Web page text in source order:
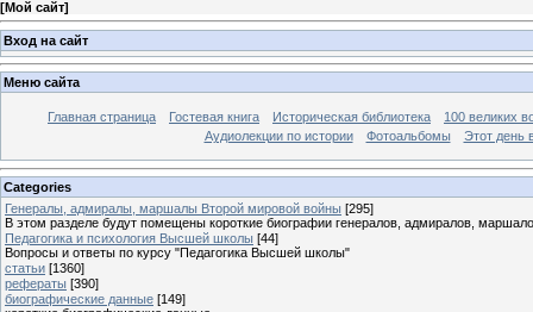
[Мой сайт]
Вход на сайт
Меню сайта
Главная страница Гостевая книга Историческая библиотека
100 великих
Аудиолекции по истории
Фотоальбомы Этот день
Categories
Генералы, адмиралы, маршалы Второй мировой войны [295]
В этом разделе будут помещены короткие биографии генералов, адмиралов,
Педагогика и психология Высшей школы [44]
Вопросы и ответы по курсу "Педагогика Высшей школы"
статьи [1360]
рефераты [390]
биографические данные [149]